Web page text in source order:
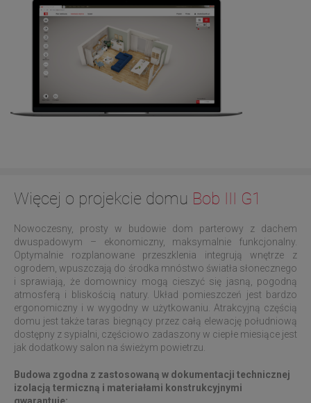
Więcej o projekcie domu Bob III G1
Nowoczesny, prosty w budowie dom parterowy z dachem
dwuspadowym – ekonomiczny, maksymalnie funkcjonalny.
Optymalnie rozplanowane przeszklenia integrują wnętrze z
ogrodem, wpuszczają do środka mnóstwo światła słonecznego
i sprawiają, że domownicy mogą cieszyć się jasną, pogodną
atmosferą i bliskością natury. Układ pomieszczeń jest bardzo
ergonomiczny i w wygodny w użytkowaniu. Atrakcyjną częścią
domu jest także taras biegnący przez całą elewację południową
dostępny z sypialni, częściowo zadaszony w ciepłe miesiące jest
jak dodatkowy salon na świeżym powietrzu.
Budowa zgodna z zastosowaną w dokumentacji technicznej
izolacją termiczną i materiałami konstrukcyjnymi